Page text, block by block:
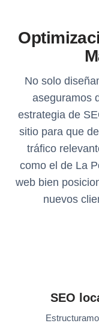
No solo
aseguramos
estrategia de
sitio para que
tráfico
como el de La
web bien
nuevos
SEO